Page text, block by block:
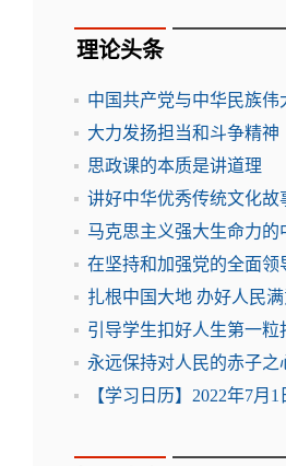
理论头条
中国共产党与中华民族伟
大力发扬担当和斗争精神
思政课的本质是讲道理
讲好中华优秀传统文化故
马克思主义强大生命力的
在坚持和加强党的全面领
扎根中国大地 办好人民
引导学生扣好人生第一粒
永远保持对人民的赤子之
【学习日历】2022年7月1